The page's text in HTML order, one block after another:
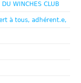
DU WINCHES CLUB
à tous, adhérent.e,